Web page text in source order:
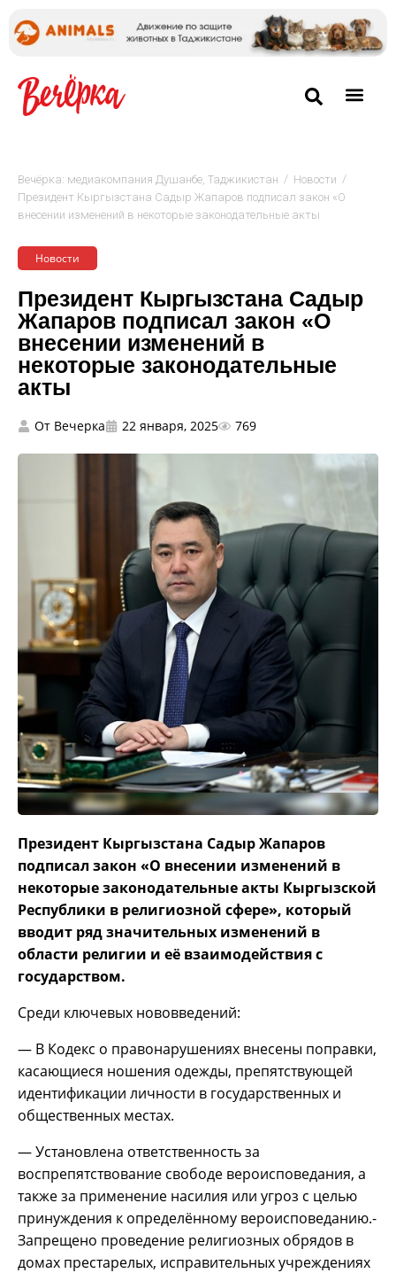
Вечёрка: медиакомпания Душанбе, Таджикистан / Новости /
Президент Кыргызстана Садыр Жапаров подписал закон «О
внесении изменений в некоторые законодательные акты
Новости
Президент Кыргызстана Садыр
Жапаров подписал закон «О
внесении изменений в
некоторые законодательные
акты
От Вечерка 22 января, 2025 769
Президент Кыргызстана Садыр Жапаров
подписал закон «О внесении изменений в
некоторые законодательные акты Кыргызской
Республики в религиозной сфере», который
вводит ряд значительных изменений в
области религии и её взаимодействия с
государством.
Среди ключевых нововведений:
— В Кодекс о правонарушениях внесены поправки,
касающиеся ношения одежды, препятствующей
идентификации личности в государственных и
общественных местах.
— Установлена ответственность за
воспрепятствование свободе вероисповедания, а
также за применение насилия или угроз с целью
принуждения к определённому вероисповеданию.-
Запрещено проведение религиозных обрядов в
домах престарелых, исправительных учреждениях